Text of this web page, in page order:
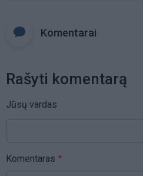
Komentarai
Rašyti komentarą
Jūsų vardas
Komentaras